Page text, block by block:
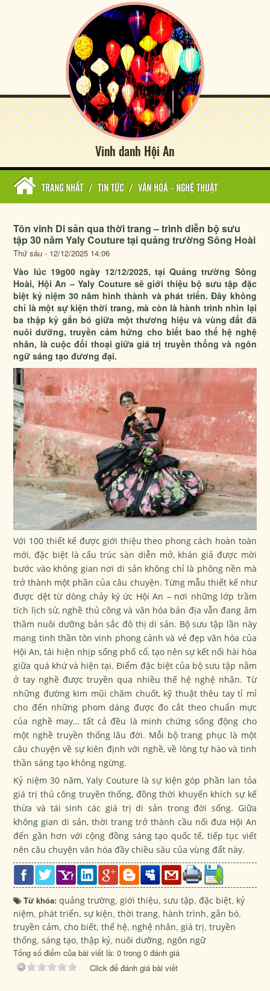
Vinh danh Hội An
TRANG NHẤT / TIN TỨC / VĂN HOÁ - NGHỆ THUẬT
Tôn vinh Di sản qua thời trang – trình diễn bộ sưu
tập 30 năm Yaly Couture tại quảng trường Sông Hoài
Thứ sáu - 12/12/2025 14:06
Vào lúc 19g00 ngày 12/12/2025, tại Quảng trường Sông
Hoài, Hội An – Yaly Couture sẽ giới thiệu bộ sưu tập đặc
biệt kỷ niệm 30 năm hình thành và phát triển. Đây không
chỉ là một sự kiện thời trang, mà còn là hành trình nhìn lại
ba thập kỷ gắn bó giữa một thương hiệu và vùng đất đã
nuôi dưỡng, truyền cảm hứng cho biết bao thế hệ nghệ
nhân, là cuộc đối thoại giữa giá trị truyền thống và ngôn
ngữ sáng tạo đương đại.
Với 100 thiết kế được giới thiệu theo phong cách hoàn toàn
mới, đặc biệt là cấu trúc sàn diễn mở, khán giả được mời
bước vào không gian nơi di sản không chỉ là phông nền mà
trở thành một phần của câu chuyện. Từng mẫu thiết kế như
được dệt từ dòng chảy ký ức Hội An – nơi những lớp trầm
tích lịch sử, nghề thủ công và văn hóa bản địa vẫn đang âm
thầm nuôi dưỡng bản sắc đô thị di sản. Bộ sưu tập lần này
mang tinh thần tôn vinh phong cảnh và vẻ đẹp văn hóa của
Hội An, tái hiện nhịp sống phố cổ, tạo nên sự kết nối hài hòa
giữa quá khứ và hiện tại. Điểm đặc biệt của bộ sưu tập nằm
ở tay nghề được truyền qua nhiều thế hệ nghệ nhân. Từ
những đường kim mũi chăm chuốt, kỹ thuật thêu tay tỉ mỉ
cho đến những phom dáng được đo cắt theo chuẩn mực
của nghề may… tất cả đều là minh chứng sống động cho
một nghề truyền thống lâu đời. Mỗi bộ trang phục là một
câu chuyện về sự kiên định với nghề, về lòng tự hào và tinh
thần sáng tạo không ngừng.
Kỷ niệm 30 năm, Yaly Couture là sự kiện góp phần lan tỏa
giá trị thủ công truyền thống, đồng thời khuyến khích sự kế
thừa và tái sinh các giá trị di sản trong đời sống. Giữa
không gian di sản, thời trang trở thành cầu nối đưa Hội An
đến gần hơn với cộng đồng sáng tạo quốc tế, tiếp tục viết
nên câu chuyện văn hóa đầy chiều sâu của vùng đất này.
Từ khóa:quảng trường, giới thiệu,sưu tập,đặc biệt, kỷ
niệm, phát triển,sự kiện,thời trang, hành trình, gắn bó,
truyền cảm,cho biết,thế hệ, nghệ nhân, giá trị,truyền
thống,sáng tạo,thập kỷ, nuôi dưỡng, ngôn ngữ
Tổng số điểm của bài viết là: 0 trong 0 đánh giá
Click để đánh giá bài viết